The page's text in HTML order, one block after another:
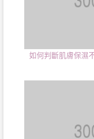
如何判斷肌膚保濕